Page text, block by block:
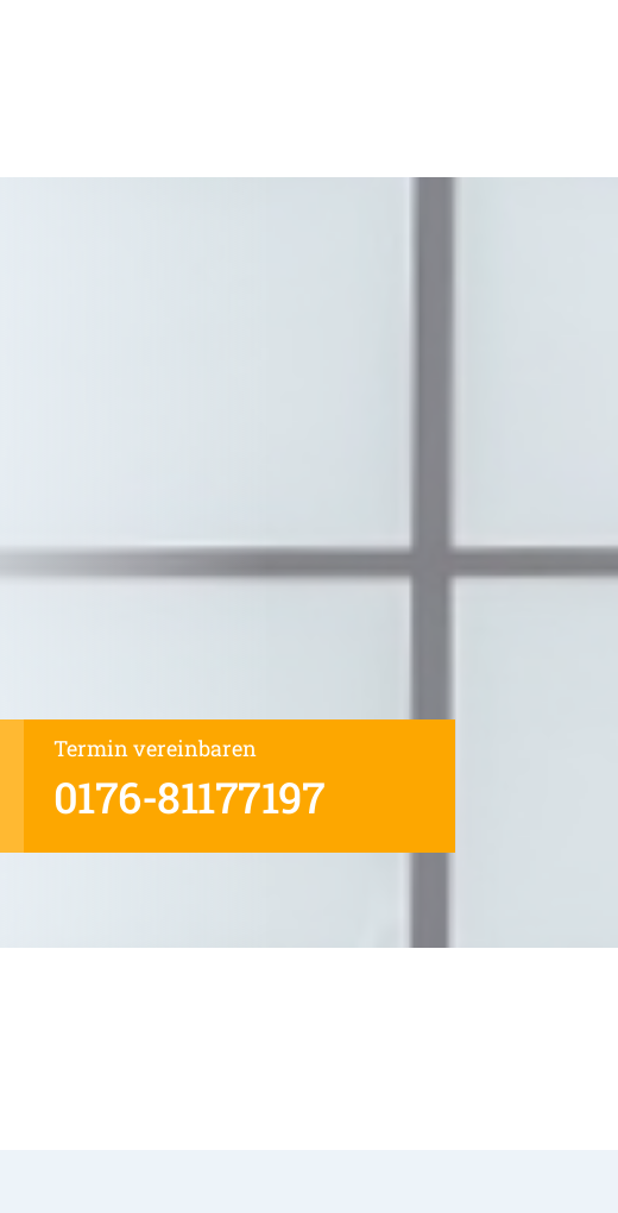
Termin vereinbaren
0176-81177197